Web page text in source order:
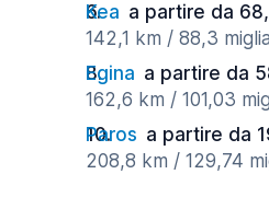
Kea a partire da
142,1 km / 88,3
Egina a partire da
162,6 km / 101,03
Paros a partire da
208,8 km / 129,74